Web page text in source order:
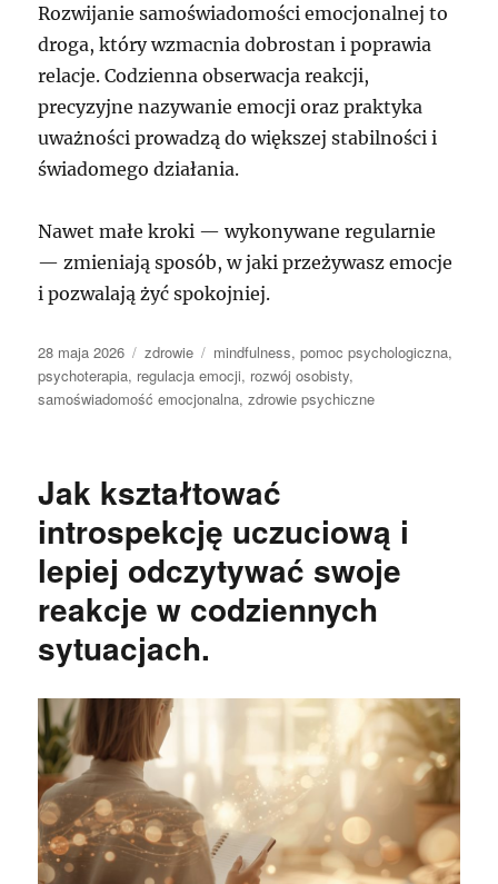
Rozwijanie samoświadomości emocjonalnej to
droga, który wzmacnia dobrostan i poprawia
relacje. Codzienna obserwacja reakcji,
precyzyjne nazywanie emocji oraz praktyka
uważności prowadzą do większej stabilności i
świadomego działania.
Nawet małe kroki — wykonywane regularnie
— zmieniają sposób, w jaki przeżywasz emocje
i pozwalają żyć spokojniej.
Data
publikacji
28 maja 2026 Kategorie
zdrowie Tagi
mindfulness,pomoc psychologiczna,
psychoterapia, regulacja emocji, rozwój osobisty,
samoświadomość emocjonalna,zdrowie psychiczne
Jak kształtować
introspekcję uczuciową i
lepiej odczytywać swoje
reakcje w codziennych
sytuacjach.